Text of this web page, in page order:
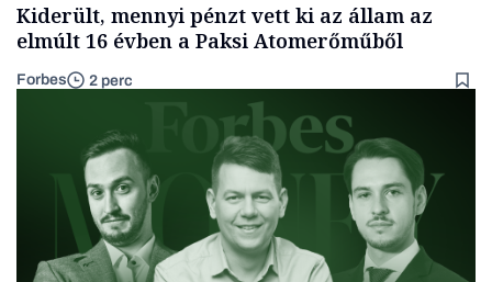
Kiderült, mennyi pénzt vett ki az állam az
elmúlt 16 évben a Paksi Atomerőműből
Forbes 2 perc